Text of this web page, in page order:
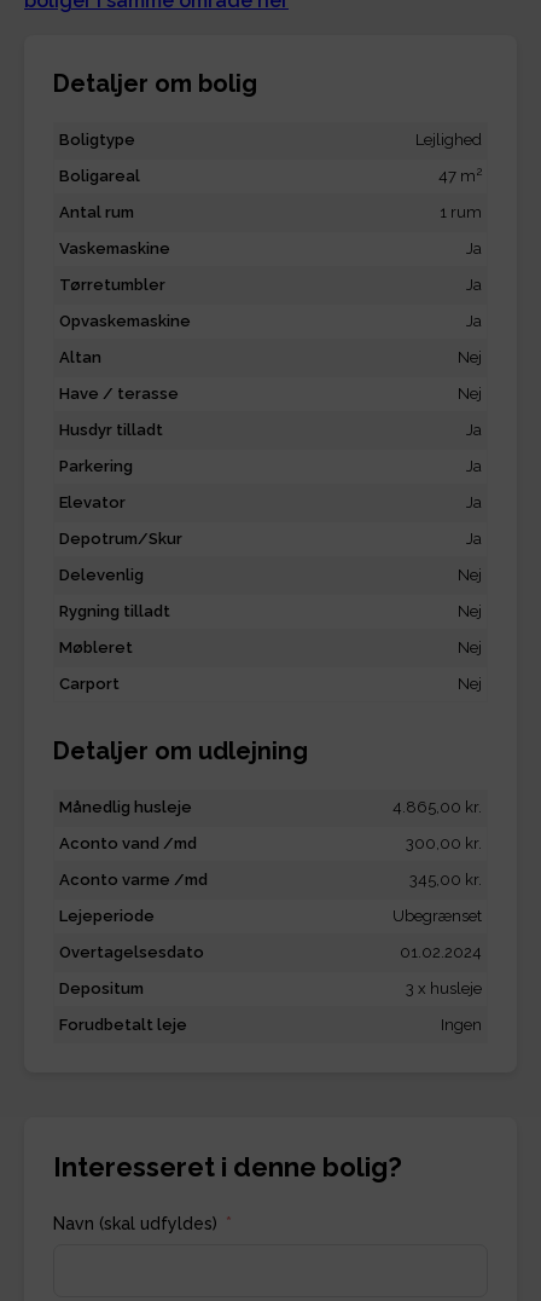
Detaljer om bolig
Boligtype
Lejlighed
Boligareal
47 m2
Antal rum
1 rum
Vaskemaskine
Ja
Tørretumbler
Ja
Opvaskemaskine
Ja
Altan
Nej
Have / terasse
Nej
Husdyr tilladt
Ja
Parkering
Ja
Elevator
Ja
Depotrum/Skur
Ja
Delevenlig
Nej
Rygning tilladt
Nej
Møbleret
Nej
Carport
Nej
Detaljer om udlejning
Månedlig husleje
4.865,00 kr.
Aconto vand /md
300,00 kr.
Aconto varme /md
345,00 kr.
Lejeperiode
Ubegrænset
Overtagelsesdato
01.02.2024
Depositum
3 x husleje
Forudbetalt leje
Ingen
Interesseret i denne bolig?
Navn (skal udfyldes)